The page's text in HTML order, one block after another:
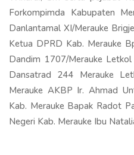
Forkompimda Kabupaten
Danlantamal XI/Merauke
Ketua DPRD Kab. Merauke
Dandim 1707/Merauke
Dansatrad 244 Merauke
Merauke AKBP Ir. Ahmad
Kab. Merauke Bapak Radot
Negeri Kab. Merauke Ibu